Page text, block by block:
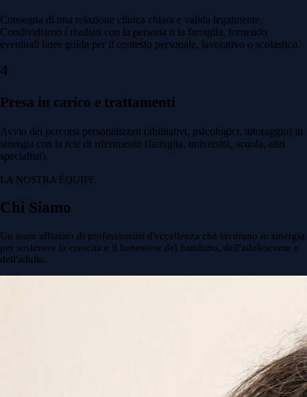
Consegna di una relazione clinica chiara e valida legalmente.
Condividiamo i risultati con la persona o la famiglia, fornendo
eventuali linee guida per il contesto personale, lavorativo o scolastico.
4
Presa in carico e trattamenti
Avvio dei percorsi personalizzati (abilitativi, psicologici, tutoraggio) in
sinergia con la rete di riferimento (famiglia, università, scuola, altri
specialisti).
LA NOSTRA ÉQUIPE
Chi Siamo
Un team affiatato di professionisti d'eccellenza che lavorano in sinergia
per sostenere la crescita e il benessere del bambino, dell'adolescente e
dell'adulto.